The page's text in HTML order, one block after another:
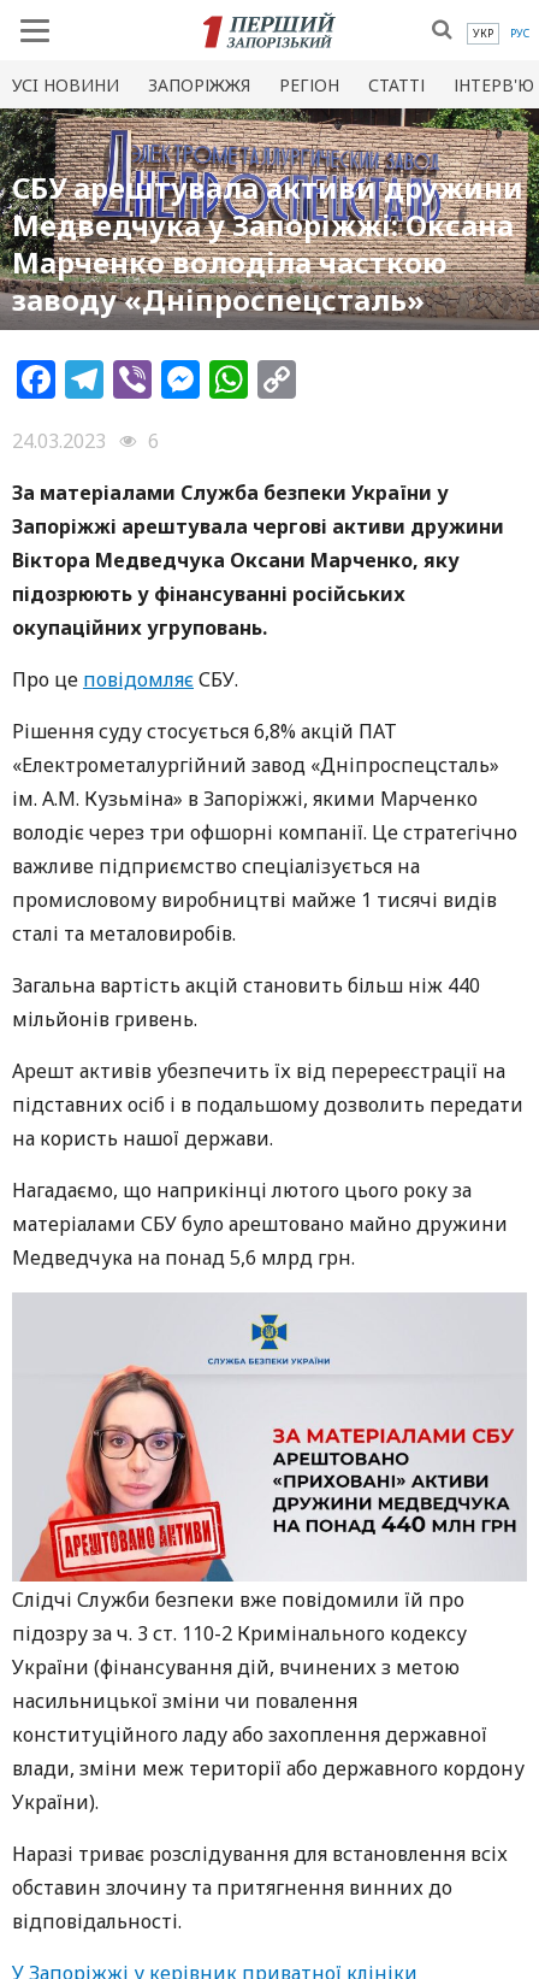
УКР РУС
УСI НОВИНИ ЗАПОРІЖЖЯ РЕГІОН СТАТТІ ІНТЕРВ'Ю
СБУ арештувала активи дружини
Медведчука у Запоріжжі: Оксана
Марченко володіла часткою
заводу «Дніпроспецсталь»
Facebook
Telegram
ViberMessenger
WhatsApp
24.03.2023
6
За матеріалами Служба безпеки України у
Запоріжжі арештувала чергові активи дружини
Віктора Медведчука Оксани Марченко, яку
підозрюють у фінансуванні російських
окупаційних угруповань.
Про це повідомляєСБУ.
Рішення суду стосується 6,8% акцій ПАТ
«Електрометалургійний завод «Дніпроспецсталь»
ім. А.М. Кузьміна» в Запоріжжі, якими Марченко
володіє через три офшорні компанії. Це стратегічно
важливе підприємство спеціалізується на
промисловому виробництві майже 1 тисячі видів
сталі та металовиробів.
Загальна вартість акцій становить більш ніж 440
мільйонів гривень.
Арешт активів убезпечить їх від перереєстрації на
підставних осіб і в подальшому дозволить передати
на користь нашої держави.
Нагадаємо, що наприкінці лютого цього року за
матеріалами СБУ було арештовано майно дружини
Медведчука на понад 5,6 млрд грн.
Слідчі Служби безпеки вже повідомили їй про
підозру за ч. 3 ст. 110-2 Кримінального кодексу
України (фінансування дій, вчинених з метою
насильницької зміни чи повалення
конституційного ладу або захоплення державної
влади, зміни меж території або державного кордону
України).
Наразі триває розслідування для встановлення всіх
обставин злочину та притягнення винних до
відповідальності.
У Запоріжжі у керівник приватної клініки